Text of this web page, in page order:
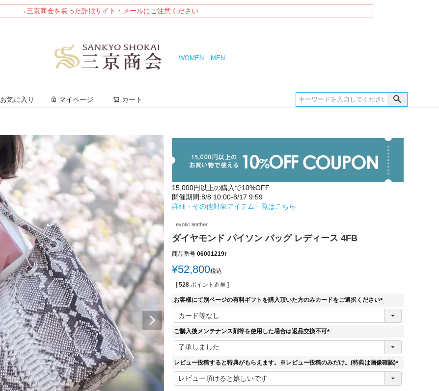
→三京商会を装った詐欺サイト・メールにご注意ください
WOMEN MEN
お気に入り マイページ カート
15,000円以上の購入で10%OFF
開催期間:8/8 10:00-8/17 9:59
詳細・その他対象アイテム一覧はこちら
exotic leather
ダイヤモンド パイソン バッグ レディース 4FB
商品番号 06001219r
¥52,800税込
[ 528 ポイント進呈 ]
お客様にて別ページの有料ギフトを購入頂いた方のみカードをご選択ください
(
ご購入後メンテナンス剤等を使用した場合は返品交換不可
(
須
レビュー投稿すると特典がもらえます。※レビュー投稿のみだけ。(特典は画像確認)
(